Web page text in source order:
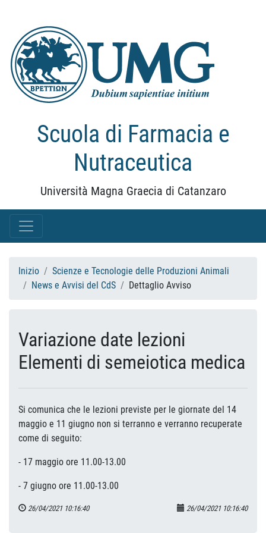
Scuola di Farmacia e
Nutraceutica
Università Magna Graecia di Catanzaro
Inizio
Scienze e Tecnologie delle Produzioni Animali
News e Avvisi del CdS
Dettaglio Avviso
Variazione date lezioni
Elementi di semeiotica medica
Si comunica che le lezioni previste per le giornate del 14
maggio e 11 giugno non si terranno e verranno recuperate
come di seguito:
- 17 maggio ore 11.00-13.00
- 7 giugno ore 11.00-13.00
26/04/2021 10:16:40 26/04/2021 10:16:40